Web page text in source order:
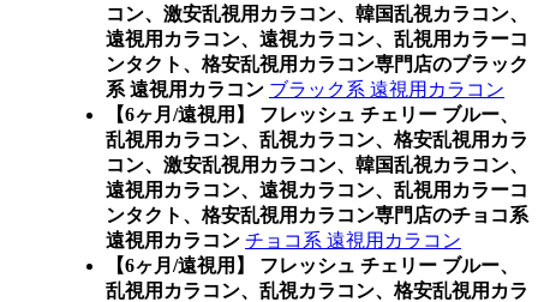
コン、激安乱視用カラコン、韓国乱視カラコン、
遠視用カラコン、遠視カラコン、乱視用カラーコ
ンタクト、格安乱視用カラコン専門店のブラック
系 遠視用カラコン ブラック系 遠視用カラコン
【6ヶ月/遠視用】 フレッシュ チェリー ブルー、
乱視用カラコン、乱視カラコン、格安乱視用カラ
コン、激安乱視用カラコン、韓国乱視カラコン、
遠視用カラコン、遠視カラコン、乱視用カラーコ
ンタクト、格安乱視用カラコン専門店のチョコ系
遠視用カラコン チョコ系 遠視用カラコン
【6ヶ月/遠視用】 フレッシュ チェリー ブルー、
乱視用カラコン、乱視カラコン、格安乱視用カラ